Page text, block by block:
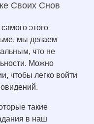
Своих Снов
этого
мы делаем
что не
Можно
чтобы легко войти
такие
в наш